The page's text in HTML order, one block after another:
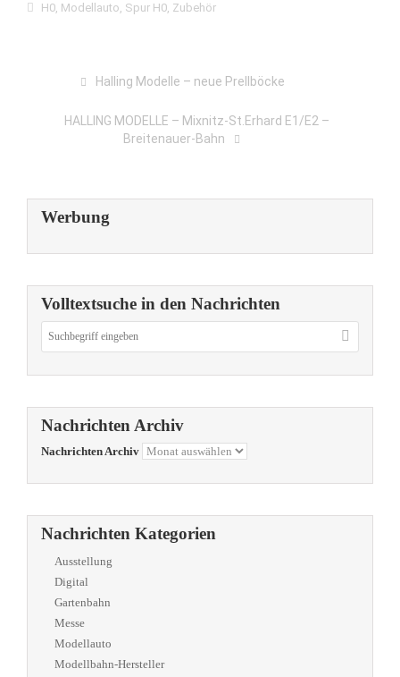
H0, Modellauto, Spur H0, Zubehör
Halling Modelle – neue Prellböcke
HALLING MODELLE – Mixnitz-St.Erhard E1/E2 –
Breitenauer-Bahn
Werbung
Volltextsuche in den Nachrichten
Nachrichten Archiv
Nachrichten Archiv
Nachrichten Kategorien
Ausstellung
Digital
Gartenbahn
Messe
Modellauto
Modellbahn-Hersteller